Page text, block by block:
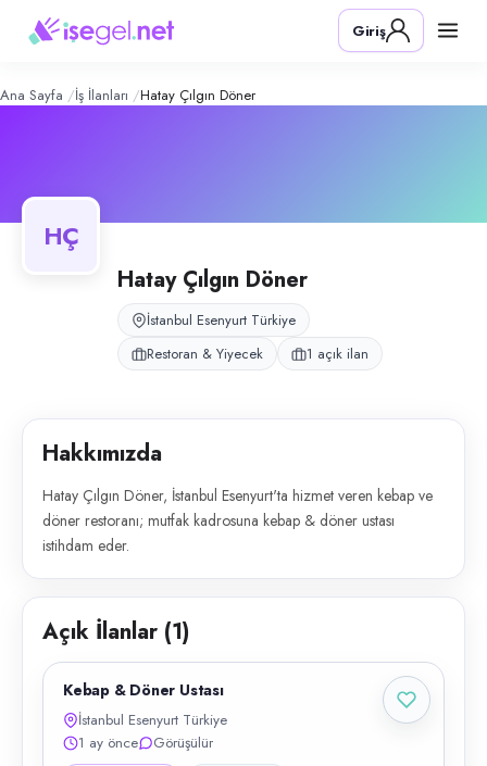
Çılgın Döner – Şirket Profili
Konum:
Hatay Çılgın Döner, İstanbul Esenyurt'ta hizmet veren kebap ve
Giriş
Ana Sayfa İş İlanları Hatay Çılgın Döner
HÇ
Hatay Çılgın Döner
İstanbul Esenyurt Türkiye
Restoran & Yiyecek
1 açık ilan
Hakkımızda
Hatay Çılgın Döner, İstanbul Esenyurt'ta hizmet veren kebap ve
döner restoranı; mutfak kadrosuna kebap & döner ustası
istihdam eder.
Açık İlanlar (1)
Kebap & Döner Ustası
İstanbul Esenyurt Türkiye
1 ay önce
Görüşülür